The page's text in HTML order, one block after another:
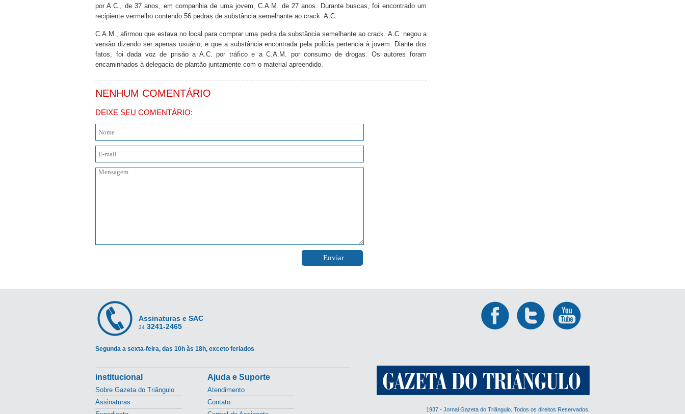
por A.C., de 37 anos, em companhia de uma jovem, C.A.M. de 27 anos. Durante buscas, foi encontrado um
recipiente vermelho contendo 56 pedras de substância semelhante ao crack. A.C.
C.A.M., afirmou que estava no local para comprar uma pedra da substância semelhante ao crack. A.C. negou a
versão dizendo ser apenas usuário, e que a substância encontrada pela polícia pertencia à jovem. Diante dos
fatos, foi dada voz de prisão a A.C. por tráfico e a C.A.M. por consumo de drogas. Os autores foram
encaminhados à delegacia de plantão juntamente com o material apreendido.
NENHUM COMENTÁRIO
DEIXE SEU COMENTÁRIO:
Assinaturas e SAC
34 3241-2465
Segunda a sexta-feira, das 10h às 18h, exceto feriados
institucional
Sobre Gazeta do Triângulo
Assinaturas
Ajuda e Suporte
Atendimento
Contato
1937 - Jornal Gazeta do Triângulo. Todos os direitos Reservados.